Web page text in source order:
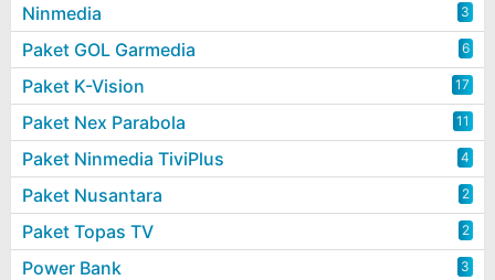
Ninmedia 3
Paket GOL Garmedia 6
Paket K-Vision 17
Paket Nex Parabola 11
Paket Ninmedia TiviPlus 4
Paket Nusantara 2
Paket Topas TV 2
Power Bank 3